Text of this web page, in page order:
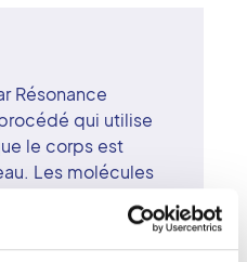
Résonance
qui utilise
le corps est
Les molécules
émettent des
captés puis